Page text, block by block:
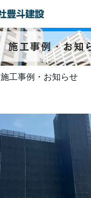
施工事例・お知
施工事例・お知らせ